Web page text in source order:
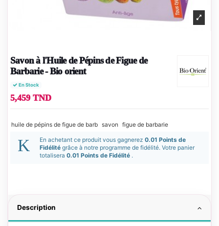
Savon à l'Huile de Pépins de Figue de
Barbarie - Bio orient
En Stock
5,459 TND
huile de pépins de figue de barb savon figue de barbarie
En achetant ce produit vous gagnerez 0.01 Points de
Fidélité grâce à notre programme de fidélité. Votre panier
totalisera 0.01 Points de Fidélité .
Description